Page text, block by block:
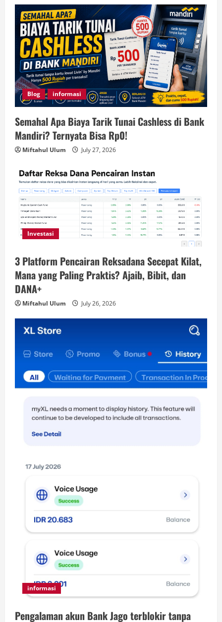
Blog informasi
Semahal Apa Biaya Tarik Tunai Cashless di Bank
Mandiri? Ternyata Bisa Rp0!
Miftahul Ulum July 27, 2026
Investasi
3 Platform Pencairan Reksadana Secepat Kilat,
Mana yang Paling Praktis? Ajaib, Bibit, dan
DANA+
Miftahul Ulum July 26, 2026
informasi
Pengalaman akun Bank Jago terblokir tanpa